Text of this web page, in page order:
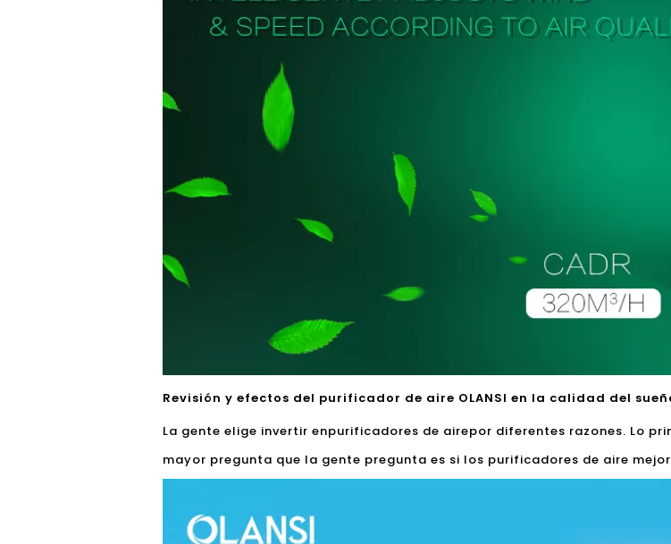
Revisión y efectos del purificador de aire OLANSI en la calidad del
La gente elige invertir enpurificadores de airepor diferentes razones. Lo
mayor pregunta que la gente pregunta es si los purificadores de aire